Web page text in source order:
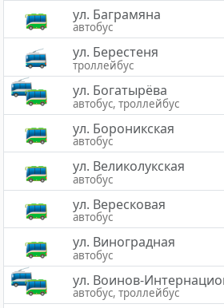
ул. Баграмяна
автобус
ул. Берестеня
троллейбус
ул. Богатырёва
автобус, троллейбус
ул. Бороникская
автобус
ул. Великолукская
автобус
ул. Вересковая
автобус
ул. Виноградная
автобус
ул. Воинов-
автобус, троллейбус